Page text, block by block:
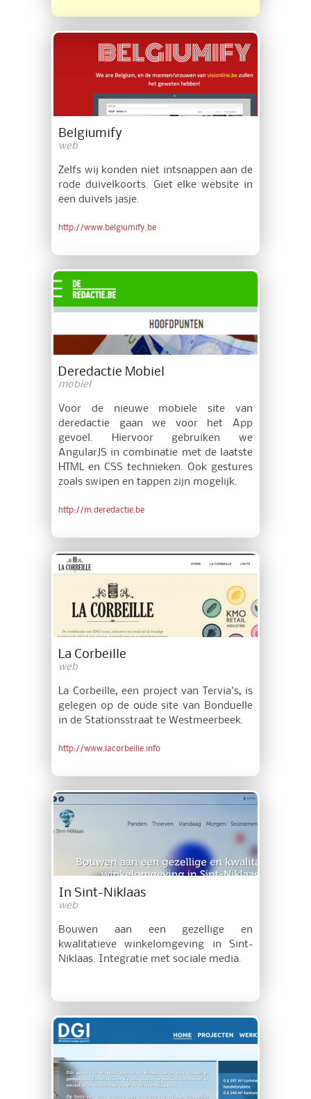
Belgiumify
web
Zelfs wij konden niet intsnappen aan de
rode duivelkoorts. Giet elke website in
een duivels jasje.
http://www.belgiumify.be
Deredactie Mobiel
mobiel
Voor de nieuwe mobiele site van
deredactie gaan we voor het App
gevoel. Hiervoor gebruiken we
AngularJS in combinatie met de laatste
HTML en CSS technieken. Ook gestures
zoals swipen en tappen zijn mogelijk.
http://m.deredactie.be
La Corbeille
web
La Corbeille, een project van Tervia's, is
gelegen op de oude site van Bonduelle
in de Stationsstraat te Westmeerbeek.
http://www.lacorbeille.info
In Sint-Niklaas
web
Bouwen aan een gezellige en
kwalitatieve winkelomgeving in Sint-
Niklaas. Integratie met sociale media.